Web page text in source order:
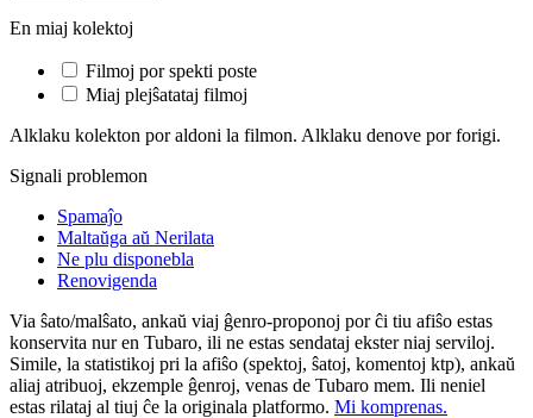
En miaj kolektoj
Filmoj por spekti poste
Miaj plejŝatataj filmoj
Alklaku kolekton por aldoni la filmon. Alklaku denove por forigi.
Signali problemon
Spamaĵo
Maltaŭga aŭ Nerilata
Ne plu disponebla
Renovigenda
Via ŝato/malŝato, ankaŭ viaj ĝenro-proponoj por ĉi tiu afiŝo estas
konservita nur en Tubaro, ili ne estas sendataj ekster niaj serviloj.
Simile, la statistikoj pri la afiŝo (spektoj, ŝatoj, komentoj ktp), ankaŭ
aliaj atribuoj, ekzemple ĝenroj, venas de Tubaro mem. Ili neniel
estas rilataj al tiuj ĉe la originala platformo. Mi komprenas.